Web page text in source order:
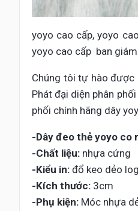
yoyo cao cấp, yoyo
yoyo cao cấp ban giám
Chúng tôi tự hào được
Phát đại diện phân
phối chính hãng dây
-Dây đeo thẻ yoyo co
-Chất liệu: nhựa cứng
-Kiểu in: đổ keo dẻo
-Kích thước: 3cm
-Phụ kiện: Móc nhựa